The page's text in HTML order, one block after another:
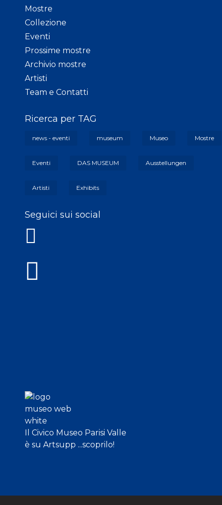
Mostre
Collezione
Eventi
Prossime mostre
Archivio mostre
Artisti
Team e Contatti
Ricerca per TAG
news - eventi museum Museo Mostre
Eventi DAS MUSEUM Ausstellungen
Artisti Exhibits
Seguici sui social
Il Civico Museo Parisi Valle
è su Artsupp ...scoprilo!